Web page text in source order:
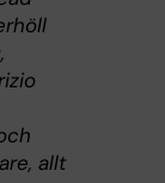
allt